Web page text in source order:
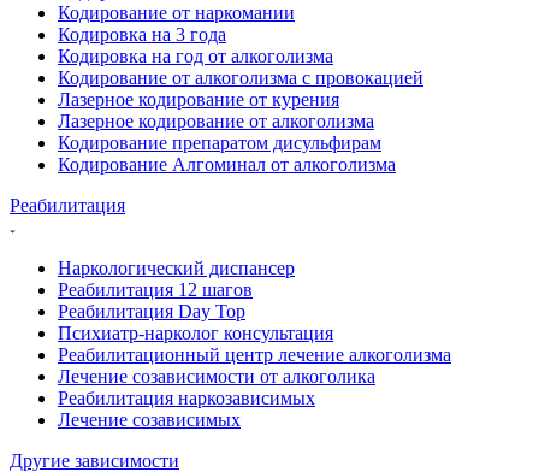
Кодирование от наркомании
Кодировка на 3 года
Кодировка на год от алкоголизма
Кодирование от алкоголизма с провокацией
Лазерное кодирование от курения
Лазерное кодирование от алкоголизма
Кодирование препаратом дисульфирам
Кодирование Алгоминал от алкоголизма
Реабилитация
Наркологический диспансер
Реабилитация 12 шагов
Реабилитация Day Top
Психиатр-нарколог консультация
Реабилитационный центр лечение алкоголизма
Лечение созависимости от алкоголика
Реабилитация наркозависимых
Лечение созависимых
Другие зависимости